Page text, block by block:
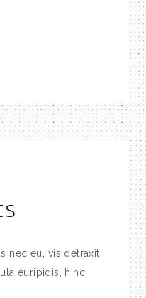
nec eu, vis detraxit
euripidis, hinc